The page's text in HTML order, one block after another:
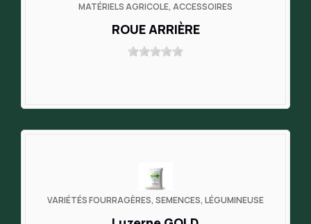
MATÉRIELS AGRICOLE, ACCESSOIRES
ROUE ARRIÈRE
VARIÉTÉS FOURRAGÈRES, SEMENCES, LÉGUMINEUSE